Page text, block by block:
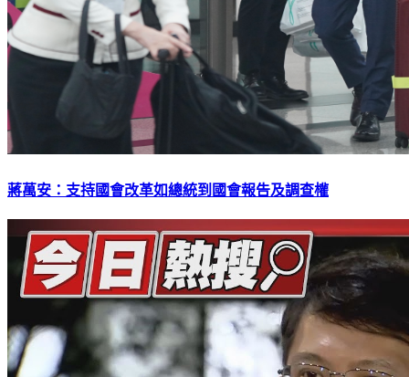
蔣萬安：支持國會改革如總統到國會報告及調查權